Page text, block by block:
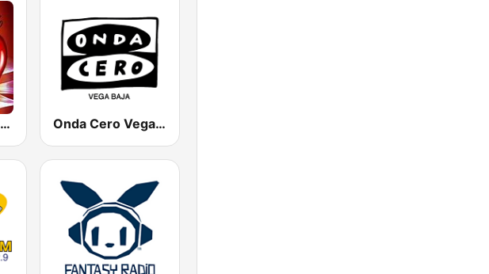
La Musica nos Unio Onda Cero Vega Baja